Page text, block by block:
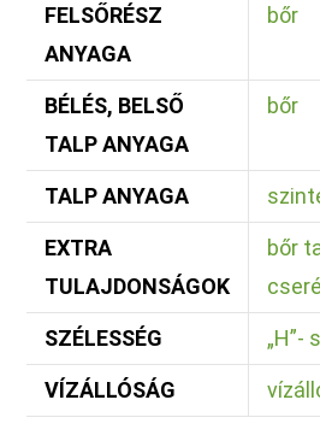
FELSŐRÉSZ
ANYAGA
bőr
BÉLÉS, BELSŐ
TALP ANYAGA
bőr
TALP ANYAGA
EXTRA
TULAJDONSÁGOK
bőr
SZÉLESSÉG „H”-
VÍZÁLLÓSÁG